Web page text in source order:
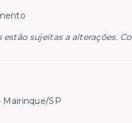
estão sujeitas a alterações.
Mairinque/SP